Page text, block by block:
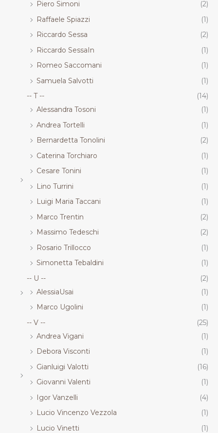
Piero Simoni
(2)
Raffaele Spiazzi
(1)
Riccardo Sessa
(2)
Riccardo SessaIn
(1)
Romeo Saccomani
(1)
Samuela Salvotti
(1)
-- T --
(14)
Alessandra Tosoni
(1)
Andrea Tortelli
(1)
Bernardetta Tonolini
(2)
Caterina Torchiaro
(1)
Cesare Tonini
(1)
Lino Turrini
(1)
Luigi Maria Taccani
(1)
Marco Trentin
(2)
Massimo Tedeschi
(2)
Rosario Trillocco
(1)
Simonetta Tebaldini
(1)
-- U --
(2)
AlessiaUsai
(1)
Marco Ugolini
(1)
-- V --
(25)
Andrea Vigani
(1)
Debora Visconti
(1)
Gianluigi Valotti
(16)
Giovanni Valenti
(1)
Igor Vanzelli
(4)
Lucio Vincenzo Vezzola
(1)
Lucio Vinetti
(1)